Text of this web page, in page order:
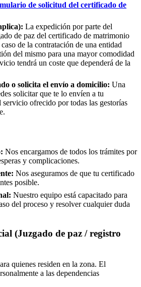
de solicitud del certificado de
La expedición por parte del
de paz del certificado de matrimonio
de la contratación de una entidad
del mismo para una mayor comodidad
tendrá un coste que dependerá de la
o solicita el envío a domicilio: Una
solicitar que te lo envíen a tu
ofrecido por todas las gestorías
Nos encargamos de todos los trámites por
y complicaciones.
Nos aseguramos de que tu certificado
posible.
Nuestro equipo está capacitado para
del proceso y resolver cualquier duda
(Juzgado de paz / registro
quienes residen en la zona. El
a las dependencias